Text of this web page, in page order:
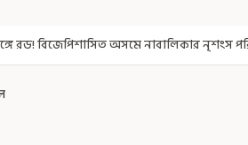
নৃশংস পরিণতি ব্রড